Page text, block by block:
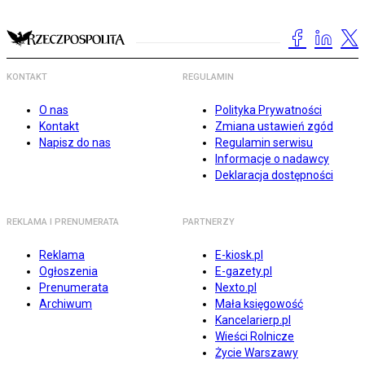
KONTAKT
O nas
Kontakt
Napisz do nas
REGULAMIN
Polityka Prywatności
Zmiana ustawień zgód
Regulamin serwisu
Informacje o nadawcy
Deklaracja dostępności
REKLAMA I PRENUMERATA
Reklama
Ogłoszenia
Prenumerata
Archiwum
PARTNERZY
E-kiosk.pl
E-gazety.pl
Nexto.pl
Mała księgowość
Kancelarierp.pl
Wieści Rolnicze
Życie Warszawy